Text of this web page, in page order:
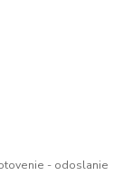
- odoslanie